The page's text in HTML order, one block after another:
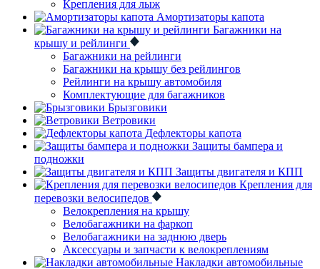
Крепления для лыж
Амортизаторы капота
Багажники на
крышу и рейлинги
Багажники на рейлинги
Багажники на крышу без рейлингов
Рейлинги на крышу автомобиля
Комплектующие для багажников
Брызговики
Ветровики
Дефлекторы капота
Защиты бампера и
подножки
Защиты двигателя и КПП
Крепления для
перевозки велосипедов
Велокрепления на крышу
Велобагажники на фаркоп
Велобагажники на заднюю дверь
Аксессуары и запчасти к велокреплениям
Накладки автомобильные